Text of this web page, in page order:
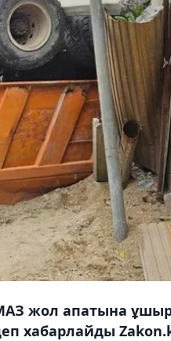
жол апатына
хабарлайды